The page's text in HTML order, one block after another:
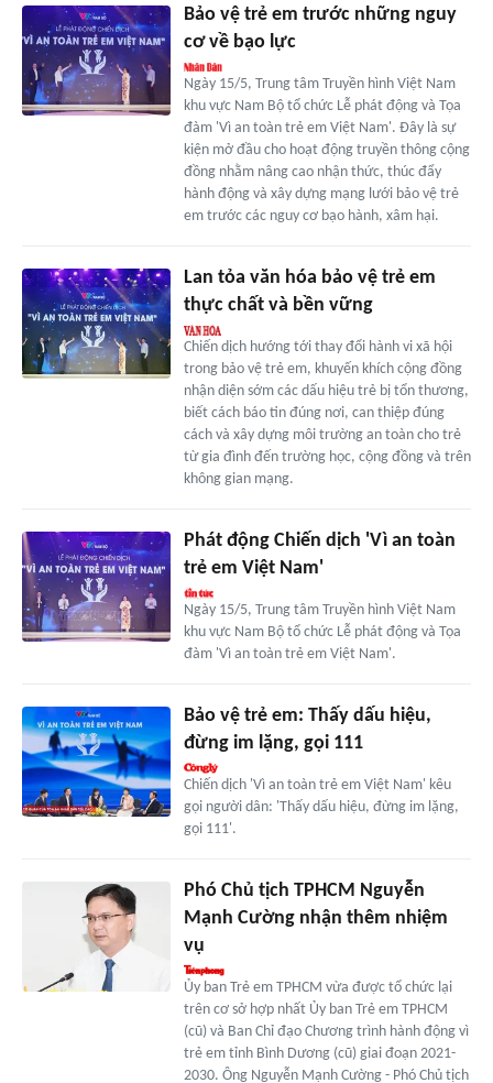
Bảo vệ trẻ em trước những nguy
cơ về bạo lực
Ngày 15/5, Trung tâm Truyền hình Việt Nam
khu vực Nam Bộ tổ chức Lễ phát động và Tọa
đàm 'Vì an toàn trẻ em Việt Nam'. Đây là sự
kiện mở đầu cho hoạt động truyền thông cộng
đồng nhằm nâng cao nhận thức, thúc đẩy
hành động và xây dựng mạng lưới bảo vệ trẻ
em trước các nguy cơ bạo hành, xâm hại.
Lan tỏa văn hóa bảo vệ trẻ em
thực chất và bền vững
Chiến dịch hướng tới thay đổi hành vi xã hội
trong bảo vệ trẻ em, khuyến khích cộng đồng
nhận diện sớm các dấu hiệu trẻ bị tổn thương,
biết cách báo tin đúng nơi, can thiệp đúng
cách và xây dựng môi trường an toàn cho trẻ
từ gia đình đến trường học, cộng đồng và trên
không gian mạng.
Phát động Chiến dịch 'Vì an toàn
trẻ em Việt Nam'
Ngày 15/5, Trung tâm Truyền hình Việt Nam
khu vực Nam Bộ tổ chức Lễ phát động và Tọa
đàm 'Vì an toàn trẻ em Việt Nam'.
Bảo vệ trẻ em: Thấy dấu hiệu,
đừng im lặng, gọi 111
Chiến dịch 'Vì an toàn trẻ em Việt Nam' kêu
gọi người dân: 'Thấy dấu hiệu, đừng im lặng,
gọi 111'.
Phó Chủ tịch TPHCM Nguyễn
Mạnh Cường nhận thêm nhiệm
vụ
Ủy ban Trẻ em TPHCM vừa được tổ chức lại
trên cơ sở hợp nhất Ủy ban Trẻ em TPHCM
(cũ) và Ban Chỉ đạo Chương trình hành động vì
trẻ em tỉnh Bình Dương (cũ) giai đoạn 2021-
2030. Ông Nguyễn Mạnh Cường - Phó Chủ tịch